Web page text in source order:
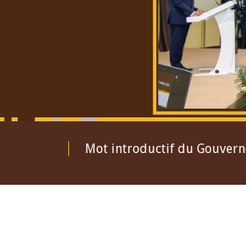
Mot introductif du